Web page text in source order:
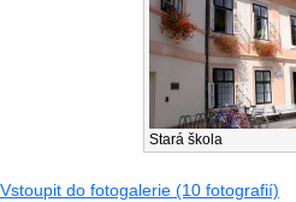
Stará škola
Vstoupit do fotogalerie (10 fotografií)